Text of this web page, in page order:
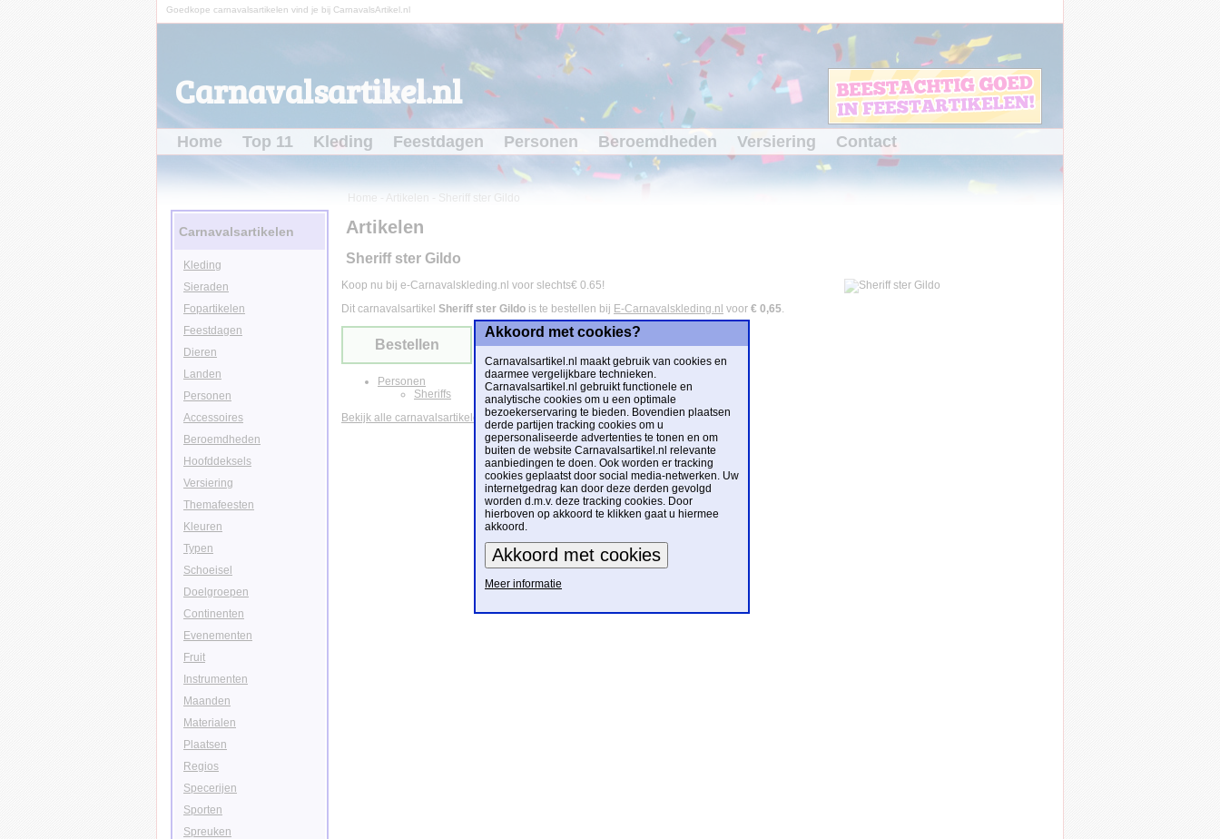
Goedkope carnavalsartikelen vind je bij CarnavalsArtikel.nl
Carnavalsartikel.nl
Home Top 11 Kleding Feestdagen Personen Beroemdheden Versiering Contact
Home Artikelen Sheriff ster Gildo
Artikelen
Sheriff ster Gildo
Koop nu bij e-Carnavalskleding.nl voor slechts€ 0.65!
Dit carnavalsartikel Sheriff ster Gildo is te bestellen bij E-Carnavalskleding.nl voor € 0,65.
Bestellen
Personen
Sheriffs
Bekijk alle carnavalsartikelen
Carnavalsartikelen
Kleding
Sieraden
Fopartikelen
Feestdagen
Dieren
Landen
Personen
Accessoires
Beroemdheden
Hoofddeksels
Versiering
Themafeesten
Kleuren
Typen
Schoeisel
Doelgroepen
Continenten
Evenementen
Fruit
Instrumenten
Maanden
Materialen
Plaatsen
Regios
Specerijen
Sporten
Spreuken
Akkoord met cookies?
Carnavalsartikel.nl maakt gebruik van cookies en
daarmee vergelijkbare technieken.
Carnavalsartikel.nl gebruikt functionele en
analytische cookies om u een optimale
bezoekerservaring te bieden. Bovendien plaatsen
derde partijen tracking cookies om u
gepersonaliseerde advertenties te tonen en om
buiten de website Carnavalsartikel.nl relevante
aanbiedingen te doen. Ook worden er tracking
cookies geplaatst door social media-netwerken. Uw
internetgedrag kan door deze derden gevolgd
worden d.m.v. deze tracking cookies. Door
hierboven op akkoord te klikken gaat u hiermee
akkoord.
Meer informatie